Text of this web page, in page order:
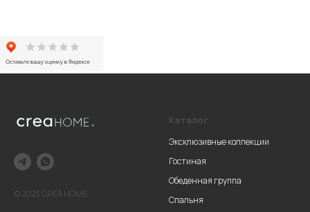
© 2023 CREA HOME
Каталог
Эксклюзивные коллекции
Гостиная
Обеденная группа
Спальня